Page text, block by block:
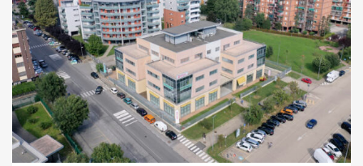
Tipo di contratto:
Affitto
Costruito:
2